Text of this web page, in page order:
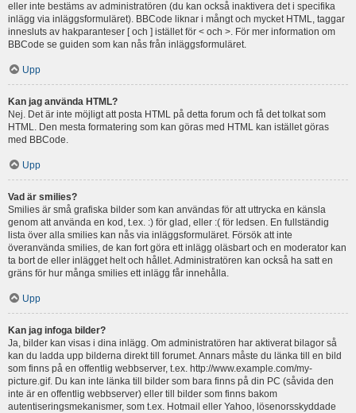
eller inte bestäms av administratören (du kan också inaktivera det i specifika
inlägg via inläggsformuläret). BBCode liknar i mångt och mycket HTML, taggar
innesluts av hakparanteser [ och ] istället för < och >. För mer information om
BBCode se guiden som kan nås från inläggsformuläret.
Upp
Kan jag använda HTML?
Nej. Det är inte möjligt att posta HTML på detta forum och få det tolkat som
HTML. Den mesta formatering som kan göras med HTML kan istället göras
med BBCode.
Upp
Vad är smilies?
Smilies är små grafiska bilder som kan användas för att uttrycka en känsla
genom att använda en kod, t.ex. :) för glad, eller :( för ledsen. En fullständig
lista över alla smilies kan nås via inläggsformuläret. Försök att inte
överanvända smilies, de kan fort göra ett inlägg oläsbart och en moderator kan
ta bort de eller inlägget helt och hållet. Administratören kan också ha satt en
gräns för hur många smilies ett inlägg får innehålla.
Upp
Kan jag infoga bilder?
Ja, bilder kan visas i dina inlägg. Om administratören har aktiverat bilagor så
kan du ladda upp bilderna direkt till forumet. Annars måste du länka till en bild
som finns på en offentlig webbserver, t.ex. http://www.example.com/my-
picture.gif. Du kan inte länka till bilder som bara finns på din PC (såvida den
inte är en offentlig webbserver) eller till bilder som finns bakom
autentiseringsmekanismer, som t.ex. Hotmail eller Yahoo, lösenorsskyddade